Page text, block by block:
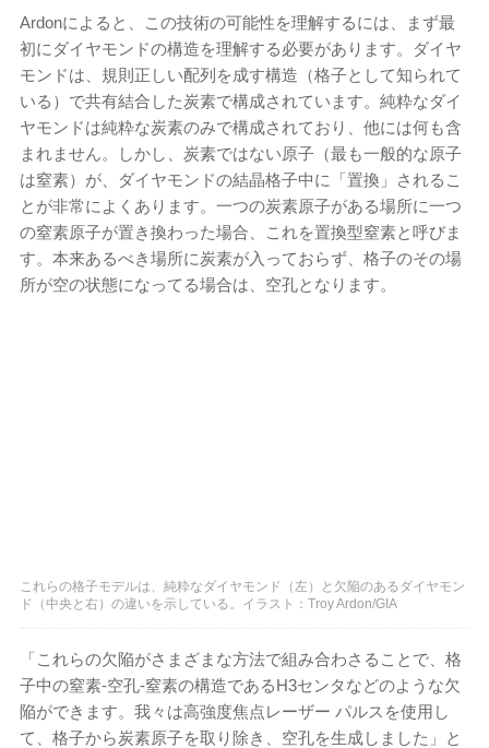
Ardonによると、この技術の可能性を理解するには、まず最
初にダイヤモンドの構造を理解する必要があります。ダイヤ
モンドは、規則正しい配列を成す構造（格子として知られて
いる）で共有結合した炭素で構成されています。純粋なダイ
ヤモンドは純粋な炭素のみで構成されており、他には何も含
まれません。しかし、炭素ではない原子（最も一般的な原子
は窒素）が、ダイヤモンドの結晶格子中に「置換」されるこ
とが非常によくあります。一つの炭素原子がある場所に一つ
の窒素原子が置き換わった場合、これを置換型窒素と呼びま
す。本来あるべき場所に炭素が入っておらず、格子のその場
所が空の状態になってる場合は、空孔となります。
これらの格子モデルは、純粋なダイヤモンド（左）と欠陥のあるダイヤモン
ド（中央と右）の違いを示している。イラスト：Troy Ardon/GIA
「これらの欠陥がさまざまな方法で組み合わさることで、格
子中の窒素-空孔-窒素の構造であるH3センタなどのような欠
陥ができます。我々は高強度焦点レーザー パルスを使用し
て、格子から炭素原子を取り除き、空孔を生成しました」と